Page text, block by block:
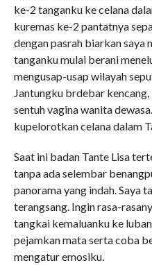
ke-2 tanganku ke celana
kuremas ke-2 pantatnya
dengan pasrah biarkan saya
tanganku mulai berani
mengusap-usap wilayah
Jantungku brdebar
sentuh vagina wanita
kupelorotkan celana dalam
Saat ini badan Tante Lisa
tanpa ada selembar
panorama yang indah. Saya
terangsang. Ingin rasa-
tangkai kemaluanku ke
pejamkan mata serta coba
mengatur emosiku.